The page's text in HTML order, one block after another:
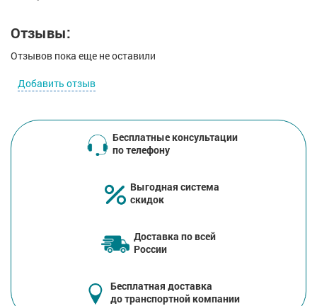
Отзывы:
Отзывов пока еще не оставили
Добавить отзыв
Бесплатные консультации
по телефону
Выгодная система
скидок
Доставка по всей
России
Бесплатная доставка
до транспортной компании